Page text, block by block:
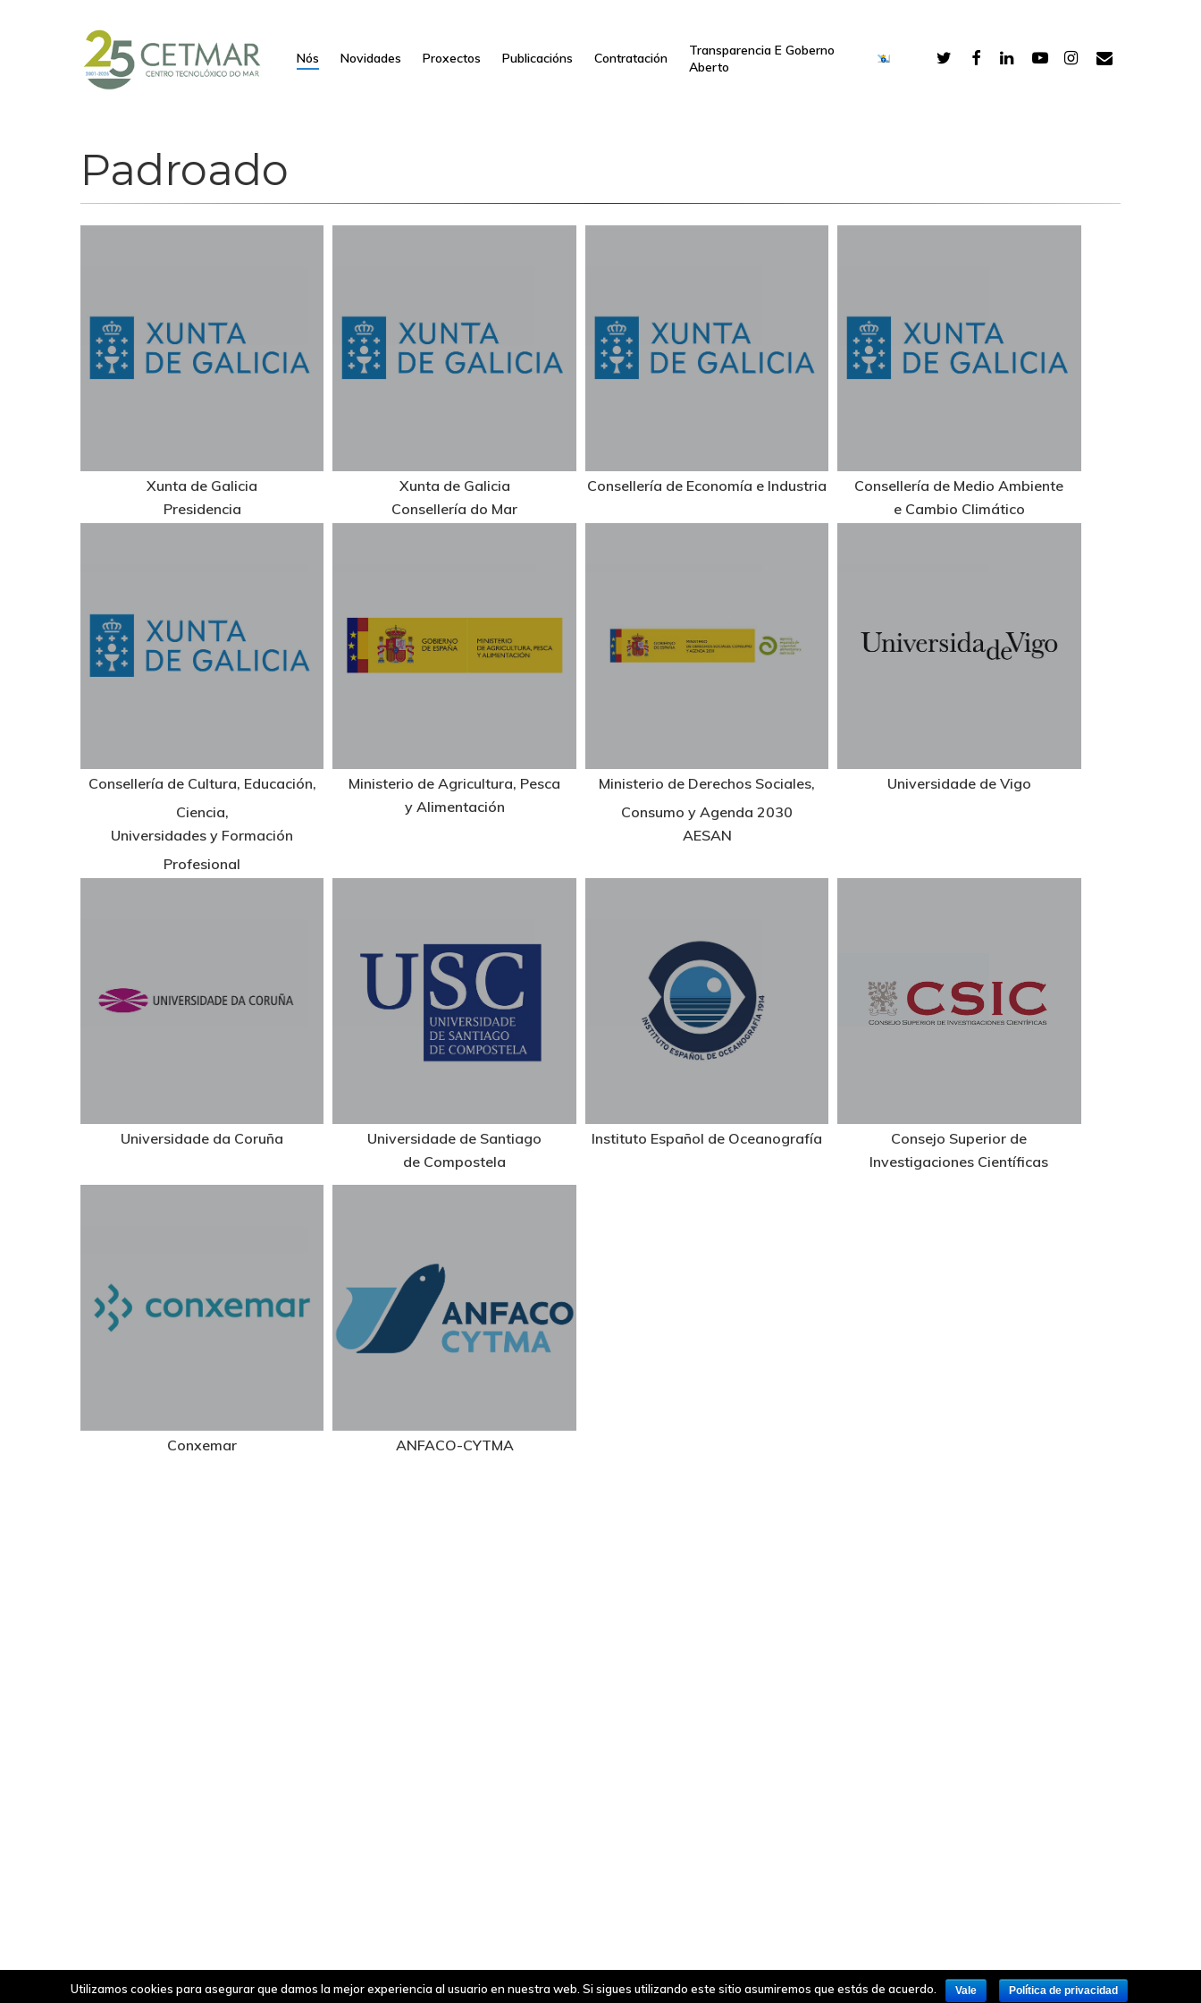
Nós Novidades Proxectos Publicacións Contratación
Transparencia E Goberno
Aberto
Padroado
Xunta de Galicia
Presidencia
Xunta de Galicia
Consellería do Mar
Consellería de Economía e Industria
Consellería de Medio Ambiente
e Cambio Climático
Consellería de Cultura, Educación,
Ciencia,
Universidades y Formación
Profesional
Ministerio de Agricultura, Pesca
y Alimentación
Ministerio de Derechos Sociales,
Consumo y Agenda 2030
AESAN
Universidade de Vigo
Universidade da Coruña
Universidade de Santiago
de Compostela
Instituto Español de Oceanografía
Consejo Superior de
Investigaciones Científicas
Conxemar ANFACO-CYTMA
Utilizamos cookies para asegurar que damos la mejor experiencia al usuario en nuestra web. Si sigues utilizando este sitio asumiremos que estás de acuerdo. Vale Política de privacidad